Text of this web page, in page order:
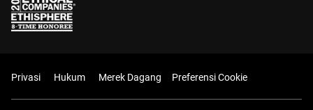
Privasi Hukum Merek Dagang Preferensi Cookie